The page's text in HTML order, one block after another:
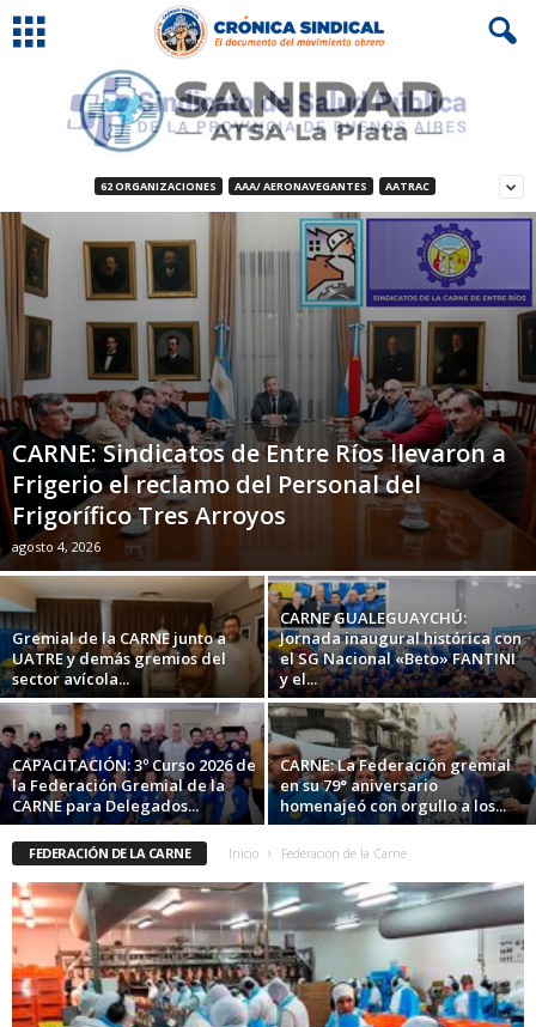
62 ORGANIZACIONES AAA/ AERONAVEGANTES AATRAC
CARNE: Sindicatos de Entre Ríos llevaron a
Frigerio el reclamo del Personal del
Frigorífico Tres Arroyos
agosto 4, 2026
Gremial de la CARNE junto a
UATRE y demás gremios del
sector avícola...
CARNE GUALEGUAYCHÚ:
Jornada inaugural histórica con
el SG Nacional «Beto» FANTINI
y el...
CAPACITACIÓN: 3º Curso 2026 de
la Federación Gremial de la
CARNE para Delegados...
CARNE: La Federación gremial
en su 79° aniversario
homenajeó con orgullo a los...
FEDERACIÓN DE LA CARNE Inicio Federación de la Carne